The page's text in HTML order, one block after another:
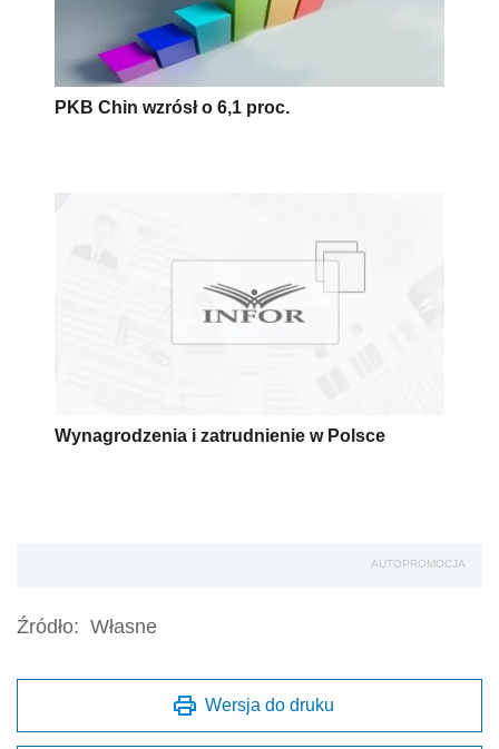
PKB Chin wzrósł o 6,1 proc.
Wynagrodzenia i zatrudnienie w Polsce
AUTOPROMOCJA
Źródło: Własne
Wersja do druku